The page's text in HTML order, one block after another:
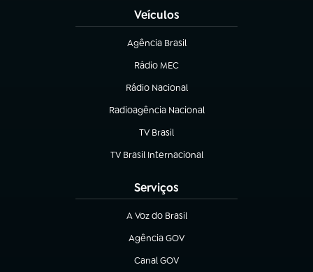
Veículos
Agência Brasil
(abre em nova aba)
Rádio MEC
(abre em nova aba)
Rádio Nacional
Radioagência Nacional
(abre em nova aba)
TV Brasil
(abre em nova aba)
TV Brasil Internacional
(abre em nova aba)
Serviços
A Voz do Brasil
(abre em nova aba)
Agência GOV
(abre em nova aba)
Canal GOV
(abre em nova aba)